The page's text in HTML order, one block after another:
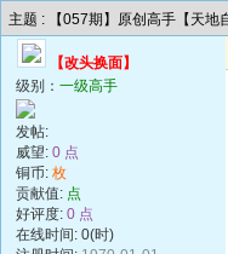
主题 : 【057期】原创高手【天地
【改头换面】
级别： 一级高手
发帖:
威望: 0 点
铜币: 枚
贡献值: 点
好评度: 0 点
在线时间: 0(时)